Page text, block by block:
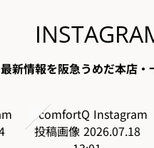
最新情報を阪急うめだ本店